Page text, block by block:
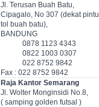
Jl. Terusan Buah Batu,
Cipagalo, No 307 (dekat pintu
tol buah batu),
BANDUNG
0878 1123 4343
0822 1003 0307
022 8752 9842
Fax : 022 8752 9842
Raja Kantor Semarang
Jl. Wolter Monginsidi No.8,
( samping golden futsal )